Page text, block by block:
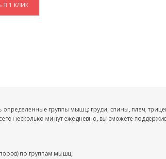
В 1 КЛИК
группы мышц: груди, спины, плеч,
несколько минут ежедневно, вы сможете
по группам мышц;